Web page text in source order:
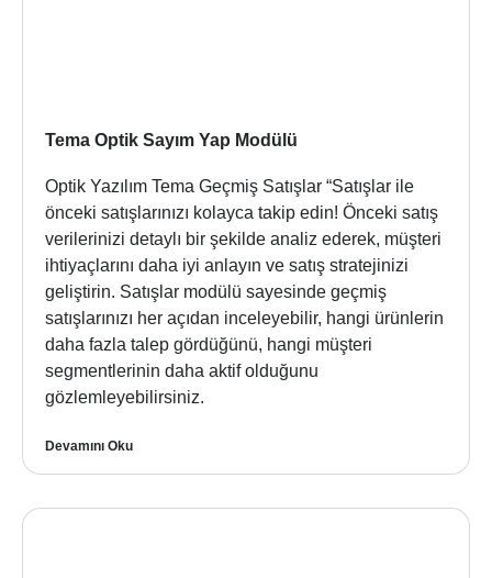
Tema Optik Sayım Yap Modülü
Optik Yazılım Tema Geçmiş Satışlar “Satışlar ile
önceki satışlarınızı kolayca takip edin! Önceki satış
verilerinizi detaylı bir şekilde analiz ederek, müşteri
ihtiyaçlarını daha iyi anlayın ve satış stratejinizi
geliştirin. Satışlar modülü sayesinde geçmiş
satışlarınızı her açıdan inceleyebilir, hangi ürünlerin
daha fazla talep gördüğünü, hangi müşteri
segmentlerinin daha aktif olduğunu
gözlemleyebilirsiniz.
Devamını Oku